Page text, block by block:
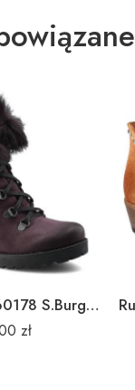
Botki LEMAR 60178 S.Burgund/Królik
zł